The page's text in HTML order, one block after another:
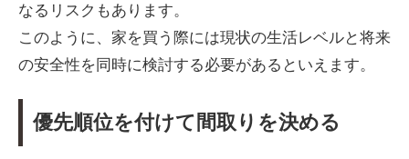
なるリスクもあります。
このように、家を買う際には現状の生活レベルと将来
の安全性を同時に検討する必要があるといえます。
優先順位を付けて間取りを決める